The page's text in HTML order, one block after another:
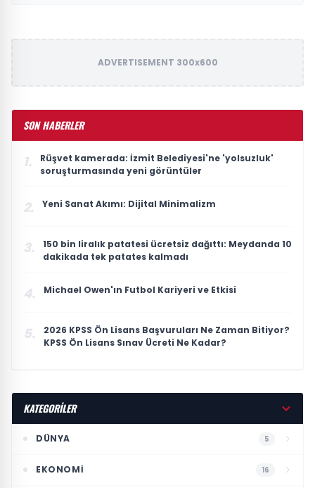
ADVERTISEMENT 300x600
SON HABERLER
1.
Rüşvet kamerada: İzmit Belediyesi'ne 'yolsuzluk'
soruşturmasında yeni görüntüler
2. Yeni Sanat Akımı: Dijital Minimalizm
3.
150 bin liralık patatesi ücretsiz dağıttı: Meydanda 10
dakikada tek patates kalmadı
4. Michael Owen'ın Futbol Kariyeri ve Etkisi
5.
2026 KPSS Ön Lisans Başvuruları Ne Zaman Bitiyor?
KPSS Ön Lisans Sınav Ücreti Ne Kadar?
KATEGORİLER
DÜNYA 5
EKONOMI 16